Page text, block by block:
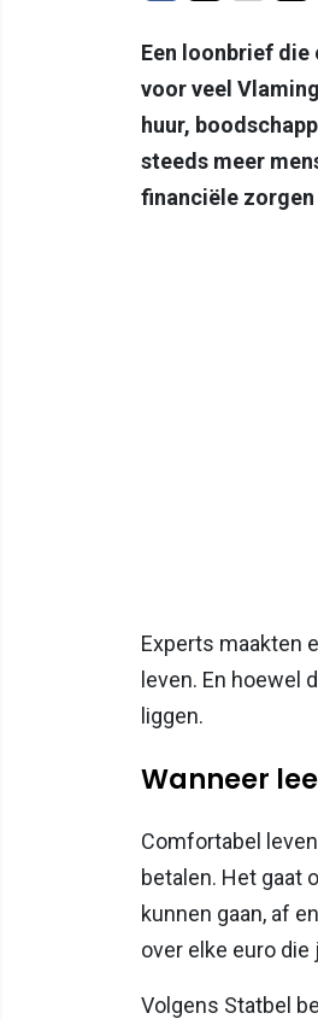
Een loonbrief die
voor veel
huur,
steeds meer
financiële zorgen
Experts maakten
leven. En hoewel
liggen.
Wanneer
Comfortabel
betalen. Het gaat
kunnen gaan, af
over elke euro
Volgens Statbel